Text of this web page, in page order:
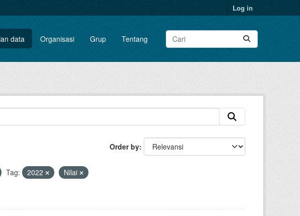
Log in
data Organisasi Grup Tentang
Order by
Tag: 2022
Nilai